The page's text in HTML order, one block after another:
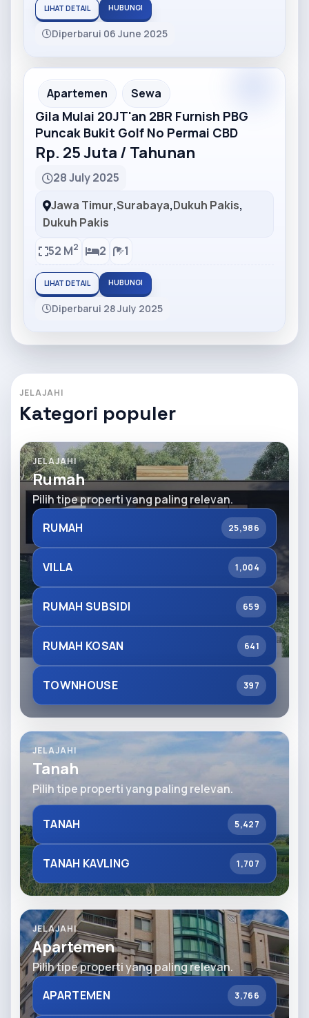
LIHAT DETAIL HUBUNGI
Diperbarui 06 June 2025
Partner Ad
Apartemen Sewa
Gila Mulai 20JT'an 2BR Furnish PBG
Puncak Bukit Golf No Permai CBD
Rp. 25 Juta / Tahunan
28 July 2025
Jawa Timur,Surabaya,Dukuh Pakis,
Dukuh Pakis
52 M2 2 1
LIHAT DETAIL HUBUNGI
Diperbarui 28 July 2025
JELAJAHI
Kategori populer
JELAJAHI
Rumah
Pilih tipe properti yang paling relevan.
RUMAH
25,986
VILLA 1,004
RUMAH SUBSIDI 659
RUMAH KOSAN 641
TOWNHOUSE 397
JELAJAHI
Tanah
Pilih tipe properti yang paling relevan.
TANAH 5,427
TANAH KAVLING 1,707
JELAJAHI
Apartemen
Pilih tipe properti yang paling relevan.
APARTEMEN
3,766